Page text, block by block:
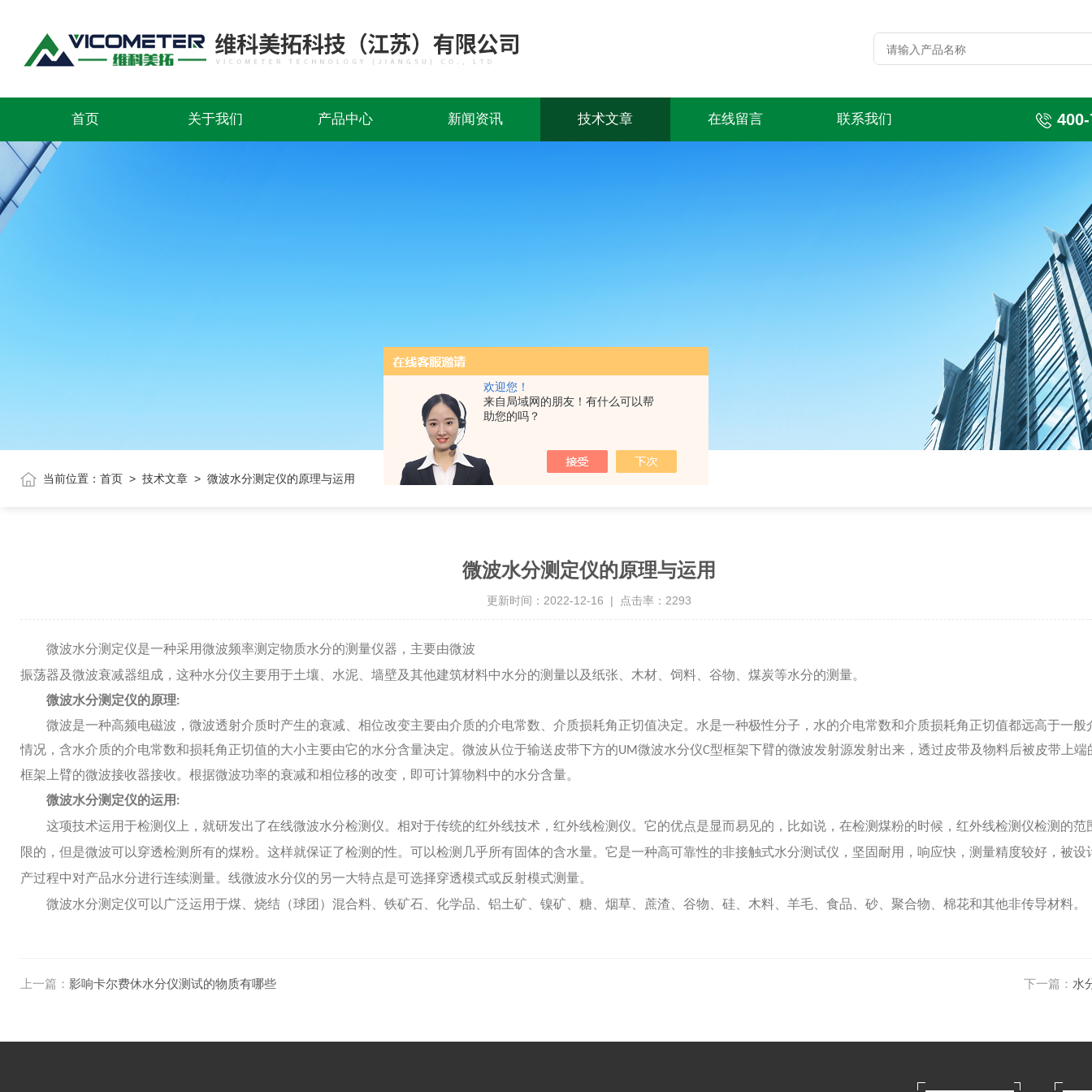
欢迎您！
来自局域网的朋友！有什么可以帮
助您的吗？
首页 关于我们 产品中心 新闻资讯 技术文章 在线留言 联系我们
当前位置： 首页 > 技术文章 > 微波水分测定仪的原理与运用
微波水分测定仪的原理与运用
更新时间：2022-12-16 | 点击率：2293
微波水分测定仪是一种采用微波频率测定物质水分的测量仪器，主要由微波
振荡器及微波衰减器组成，这种水分仪主要用于土壤、水泥、墙壁及其他建筑材料中水分的测量以及纸张、木材、饲料、谷物、煤炭等水分的测量。
微波水分测定仪的原理:
微波是一种高频电磁波，微波透射介质时产生的衰减、相位改变主要由介质的介电常数、介质损耗角正切值决定。水是一种极性分子，水的介电常数和介质损耗角正切值都远高于一般
情况，含水介质的介电常数和损耗角正切值的大小主要由它的水分含量决定。微波从位于输送皮带下方的UM微波水分仪C型框架下臂的微波发射源发射出来，透过皮带及物料后被皮带上端
框架上臂的微波接收器接收。根据微波功率的衰减和相位移的改变，即可计算物料中的水分含量。
微波水分测定仪的运用 :
这项技术运用于检测仪上，就研发出了在线微波水分检测仪。相对于传统的红外线技术，红外线检测仪。它的优点是显而易见的，比如说，在检测煤粉的时候，红外线检测仪检测的范
限的，但是微波可以穿透检测所有的煤粉。这样就保证了检测的性。可以检测几乎所有固体的含水量。它是一种高可靠性的非接触式水分测试仪，坚固耐用，响应快，测量精度较好，被设
产过程中对产品水分进行连续测量。线微波水分仪的另一大特点是可选择穿透模式或反射模式测量。
微波水分测定仪可以广泛运用于煤、烧结（球团）混合料、铁矿石、化学品、铝土矿、镍矿、糖、烟草、蔗渣、谷物、硅、木料、羊毛、食品、砂、聚合物、棉花和其他非传导材料。
上一篇： 影响卡尔费休水分仪测试的物质有哪些 下一篇： 水